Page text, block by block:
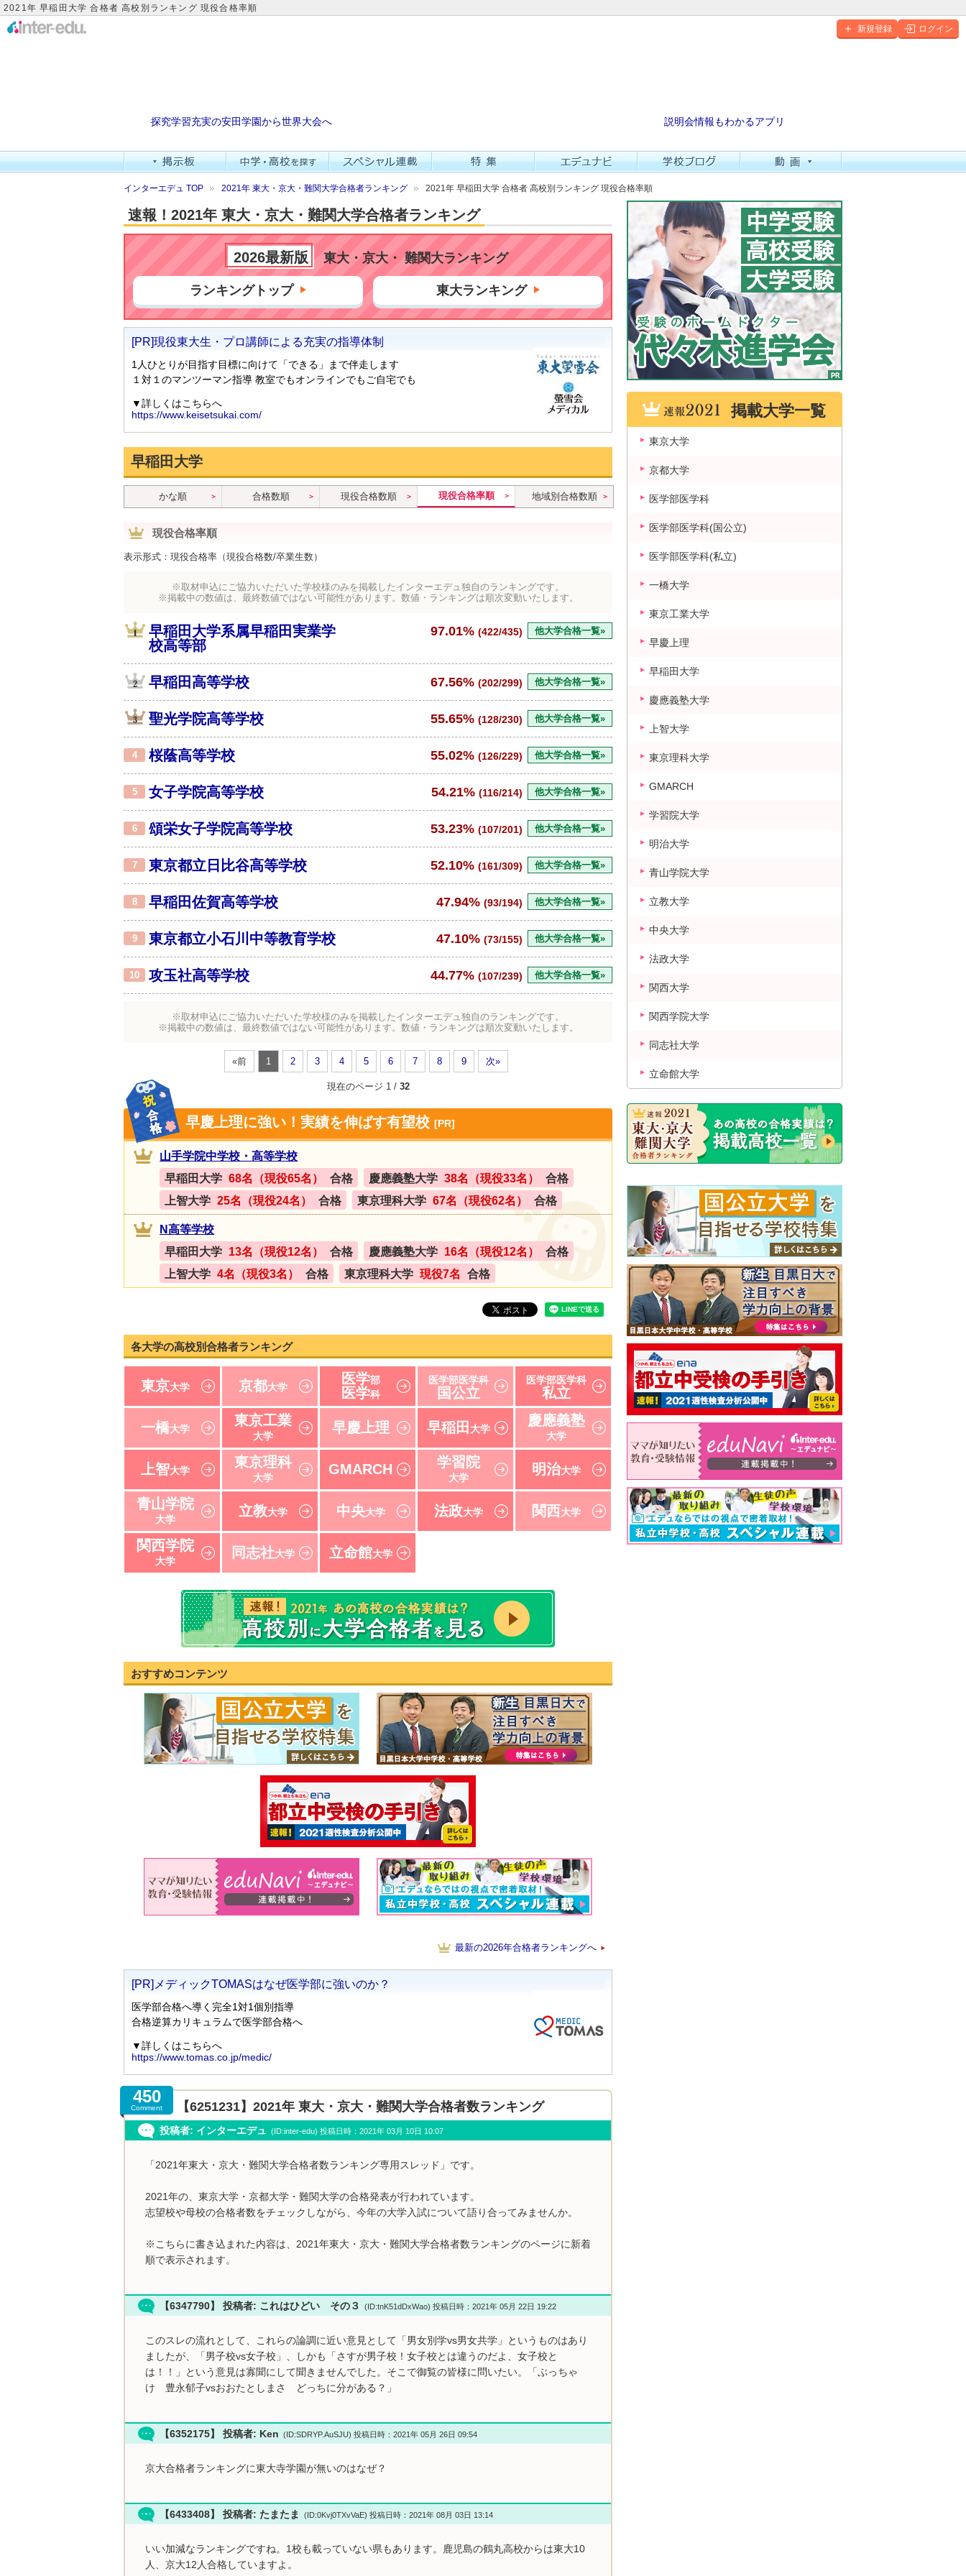
2021年 早稲田大学 合格者 高校別ランキング 現役合格率順
新規登録 ログイン
探究学習充実の安田学園から世界大会へ 説明会情報もわかるアプリ
インターエデュ TOP 2021年 東大・京大・難関大学合格者ランキング 2021年 早稲田大学 合格者 高校別ランキング 現役合格率順
速報！2021年 東大・京大・難関大学合格者ランキング
2026最新版 東大・京大・ 難関大ランキング
ランキングトップ 東大ランキング
早稲田大学
かな順 合格数順 現役合格数順 現役合格率順 地域別合格数順
現役合格率順
表示形式：現役合格率（現役合格数/卒業生数）
※取材申込にご協力いただいた学校様のみを掲載したインターエデュ独自のランキングです。
※掲載中の数値は、最終数値ではない可能性があります。数値・ランキングは順次変動いたします。
早稲田大学系属早稲田実業学
校高等部
97.01% (422/435) 他大学合格一覧»
早稲田高等学校 67.56% (202/299) 他大学合格一覧»
聖光学院高等学校 55.65% (128/230) 他大学合格一覧»
4 桜蔭高等学校 55.02% (126/229) 他大学合格一覧»
5 女子学院高等学校 54.21% (116/214) 他大学合格一覧»
6 頌栄女子学院高等学校 53.23% (107/201) 他大学合格一覧»
7 東京都立日比谷高等学校 52.10% (161/309) 他大学合格一覧»
8 早稲田佐賀高等学校 47.94% (93/194) 他大学合格一覧»
9 東京都立小石川中等教育学校 47.10% (73/155) 他大学合格一覧»
10 攻玉社高等学校 44.77% (107/239) 他大学合格一覧»
※取材申込にご協力いただいた学校様のみを掲載したインターエデュ独自のランキングです。
※掲載中の数値は、最終数値ではない可能性があります。数値・ランキングは順次変動いたします。
«前 1 2 3 4 5 6 7 8 9 次»
現在のページ 1 / 32
早慶上理に強い！実績を伸ばす有望校 [PR]
山手学院中学校・高等学校
早稲田大学 68名（現役65名） 合格 慶應義塾大学 38名（現役33名）
合格
上智大学 25名（現役24名） 合格 東京理科大学 67名（現役62名） 合格
N高等学校
早稲田大学 13名（現役12名） 合格 慶應義塾大学 16名（現役12名）
合格
上智大学 4名（現役3名） 合格 東京理科大学 現役7名 合格
各大学の高校別合格者ランキング
東京大学 京都大学
医学部
医学科
医学部医学科
国公立
医学部医学科
私立
一橋大学
東京工業
大学
早慶上理 早稲田 大学
慶應義塾
大学
上智大学
東京理科
大学
GMARCH 学習院
大学
明治大学
青山学院
大学
立教大学 中央大学 法政大学 関西大学
関西学院
大学
同志社大学 立命館大学
おすすめコンテンツ
最新の2026年合格者ランキングへ
450
Comment 【6251231】2021年 東大・京大・難関大学合格者数ランキング
投稿者: インターエデュ (ID:inter-edu) 投稿日時：2021年 03月 10日 10:07
「2021年東大・京大・難関大学合格者数ランキング専用スレッド」です。
2021年の、東京大学・京都大学・難関大学の合格発表が行われています。
志望校や母校の合格者数をチェックしながら、今年の大学入試について語り合ってみませんか。
※こちらに書き込まれた内容は、2021年東大・京大・難関大学合格者数ランキングのページに新着
順で表示されます。
【6347790】 投稿者: これはひどい その３ (ID:tnK51dDxWao) 投稿日時：2021年 05月 22日 19:22
このスレの流れとして、これらの論調に近い意見として「男女別学vs男女共学」というものはあり
ましたが、「男子校vs女子校」、しかも「さすが男子校！女子校とは違うのだよ、女子校と
は！！」という意見は寡聞にして聞きませんでした。そこで御覧の皆様に問いたい。「ぶっちゃ
け 豊永郁子vsおおたとしまさ どっちに分がある？」
【6352175】 投稿者: Ken (ID:SDRYP.AuSJU) 投稿日時：2021年 05月 26日 09:54
京大合格者ランキングに東大寺学園が無いのはなぜ？
【6433408】 投稿者: たまたま (ID:0Kvj0TXvVaE) 投稿日時：2021年 08月 03日 13:14
いい加減なランキングですね。1校も載っていない県もあります。鹿児島の鶴丸高校からは東大10
人、京大12人合格していますよ。
掲載大学一覧
東京大学
京都大学
医学部医学科
医学部医学科(国公立)
医学部医学科(私立)
一橋大学
東京工業大学
早慶上理
早稲田大学
慶應義塾大学
上智大学
東京理科大学
GMARCH
学習院大学
明治大学
青山学院大学
立教大学
中央大学
法政大学
関西大学
関西学院大学
同志社大学
立命館大学